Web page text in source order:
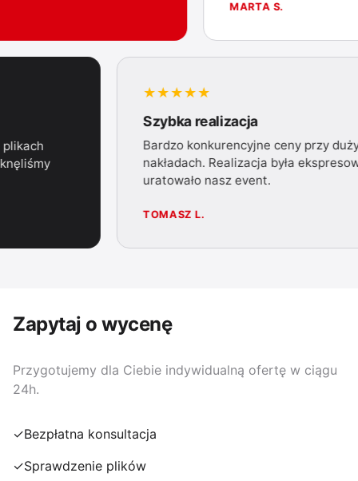
MARTA S.
plikach
★★★★★
Szybka realizacja
Bardzo konkurencyjne ceny przy
nakładach. Realizacja była
uratowało nasz event.
TOMASZ L.
Zapytaj o wycenę
Przygotujemy dla Ciebie indywidualną ofertę w ciągu
24h.
✓Bezpłatna konsultacja
✓Sprawdzenie plików